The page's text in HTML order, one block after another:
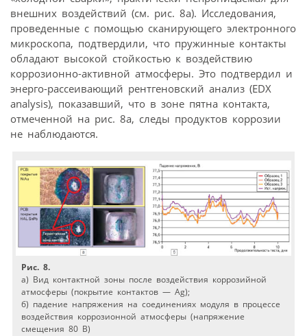
внешних воздействий (см. рис. 8а). Исследования,
проведенные с помощью сканирующего электронного
микроскопа, подтвердили, что пружинные контакты
обладают высокой стойкостью к воздействию
коррозионно-активной атмосферы. Это подтвердил и
энерго-рассеивающий рентгеновский анализ (EDX
analysis), показавший, что в зоне пятна контакта,
отмеченной на рис. 8а, следы продуктов коррозии
не наблюдаются.
Рис. 8.
а) Вид контактной зоны после воздействия коррозийной
атмосферы (покрытие контактов — Ag);
б) падение напряжения на соединениях модуля в процессе
воздействия коррозионной атмосферы (напряжение
смещения 80 В)